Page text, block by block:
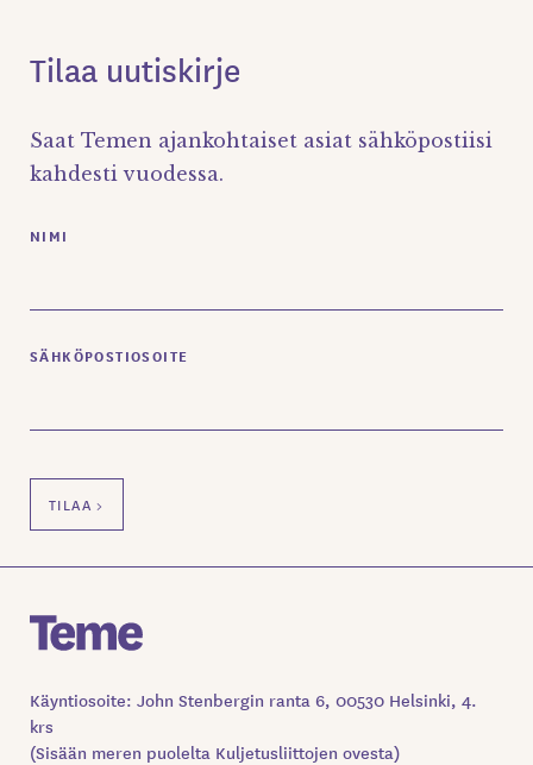
Tilaa uutiskirje
Saat Temen ajankohtaiset asiat sähköpostiisi
kahdesti vuodessa.
NIMI
SÄHKÖPOSTIOSOITE
Käyntiosoite: John Stenbergin ranta 6, 00530 Helsinki, 4.
krs
(Sisään meren puolelta Kuljetusliittojen ovesta)